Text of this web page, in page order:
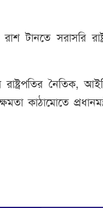
টানতে সরাসরি
রাষ্ট্রপতির নৈতিক,
কাঠামোতে